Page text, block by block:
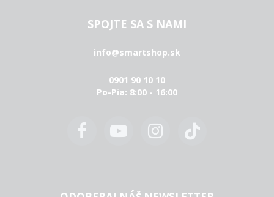
SPOJTE SA S NAMI
info@smartshop.sk
0901 90 10 10
Po-Pia: 8:00 - 16:00